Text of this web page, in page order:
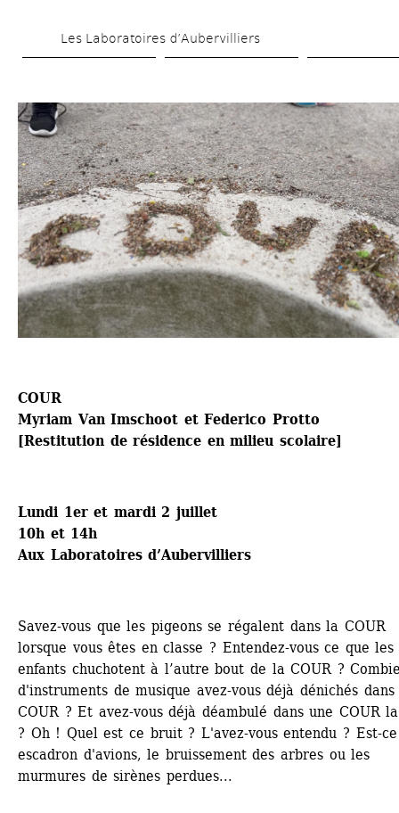
au
principal
Les Laboratoires d’Aubervilliers
COUR
Myriam Van Imschoot et Federico Protto
[Restitution de résidence en milieu scolaire]
Lundi 1er et mardi 2 juillet
10h et 14h
Aux Laboratoires d’Aubervilliers
Savez-vous que les pigeons se régalent dans la COUR
lorsque vous êtes en classe ? Entendez-vous ce que les
enfants chuchotent à l’autre bout de la COUR ?
d'instruments de musique avez-vous déjà dénichés dans
COUR ? Et avez-vous déjà déambulé dans une COUR
? Oh ! Quel est ce bruit ? L'avez-vous entendu ? Est-
escadron d'avions, le bruissement des arbres ou les
murmures de sirènes perdues...